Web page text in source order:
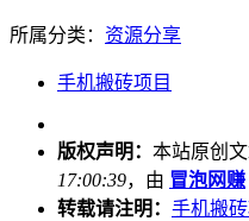
所属分类： 资源分享
手机搬砖项目
版权声明： 本站原创文
17:00:39，由 冒泡网赚
转载请注明： 手机搬